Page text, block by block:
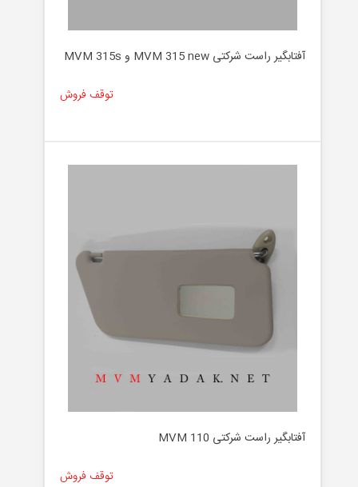
آفتابگیر راست شرکتی MVM 315 new و MVM 315s
توقف فروش
آفتابگیر راست شرکتی MVM 110
توقف فروش